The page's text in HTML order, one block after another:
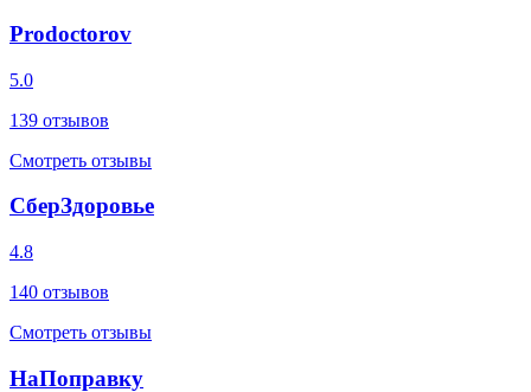
Prodoctorov
5.0
139 отзывов
Смотреть отзывы
СберЗдоровье
4.8
140 отзывов
Смотреть отзывы
НаПоправку